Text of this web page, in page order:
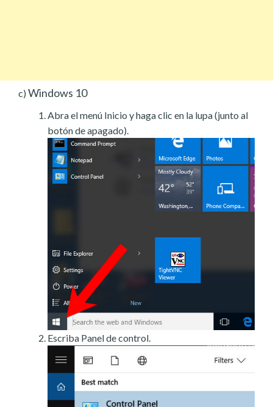
c) Windows 10
Abra el menú Inicio y haga clic en la lupa (junto al
botón de apagado).
Escriba Panel de control.